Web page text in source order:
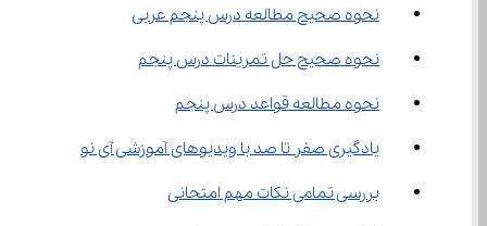
نحوه صحیح مطالعه درس پنجم عربی
نحوه صحیح حل تمرینات درس پنجم
نحوه مطالعه قواعد درس پنجم
یادگیری صفر تا صد با ویدیوهای آموزشی آی نو
بررسی تمامی نکات مهم امتحانی